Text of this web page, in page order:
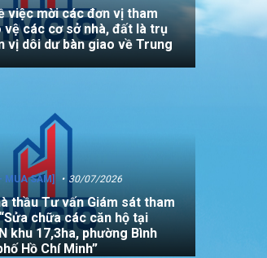
việc mời các đơn vị tham
vệ các cơ sở nhà, đất là trụ
vị dôi dư bàn giao về Trung
MUA SẮM] 30/07/2026
thầu Tư vấn Giám sát tham
khu 17,3ha, phường Bình
Hồ Chí Minh”